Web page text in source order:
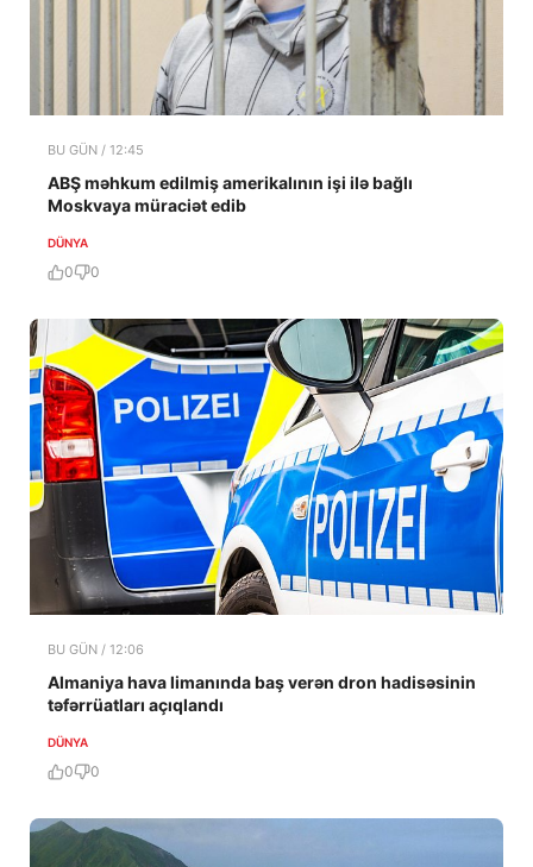
BU GÜN / 12:45
ABŞ məhkum edilmiş amerikalının işi ilə bağlı
Moskvaya müraciət edib
DÜNYA
0 0
BU GÜN / 12:06
Almaniya hava limanında baş verən dron hadisəsinin
təfərrüatları açıqlandı
DÜNYA
0 0